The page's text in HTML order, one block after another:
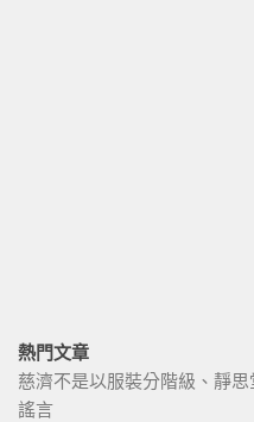
熱門文章
慈濟不是以服裝分階級、靜
謠言